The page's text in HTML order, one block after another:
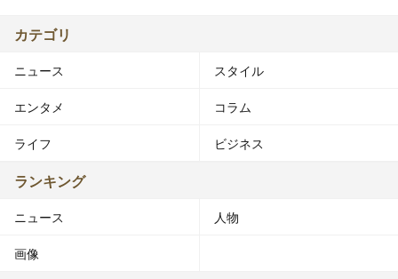
カテゴリ
ニュース スタイル
エンタメ コラム
ライフ ビジネス
ランキング
ニュース 人物
画像